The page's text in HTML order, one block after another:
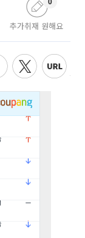
추가취재 원해요
0